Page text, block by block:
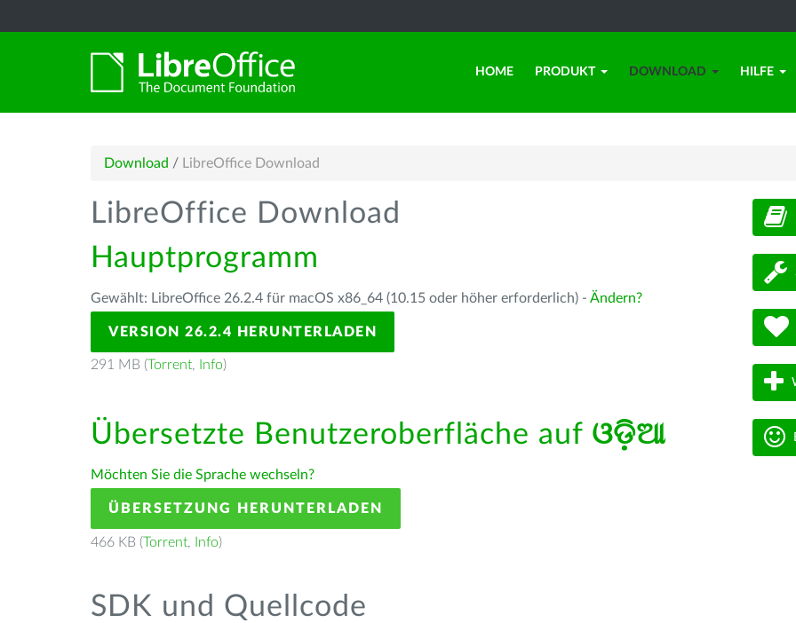
HOME PRODUKT DOWNLOAD HILFE
Download / LibreOffice Download
LibreOffice Download
Hauptprogramm
Gewählt: LibreOffice 26.2.4 für macOS x86_64 (10.15 oder höher erforderlich) - Ändern?
VERSION 26.2.4 HERUNTERLADEN
291 MB (Torrent, Info)
Übersetzte Benutzeroberfläche auf ଓଡ଼ିଆ
Möchten Sie die Sprache wechseln?
ÜBERSETZUNG HERUNTERLADEN
466 KB (Torrent, Info)
SDK und Quellcode